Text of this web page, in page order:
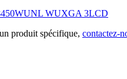
WUXGA 3LCD
produit spécifique, contactez-